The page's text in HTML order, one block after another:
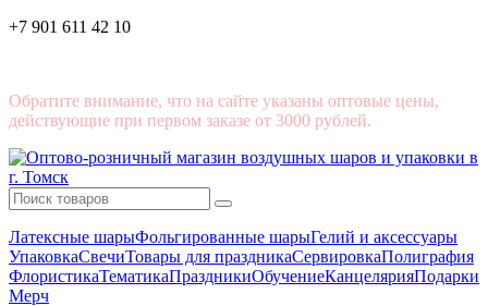
+7 901 611 42 10
Обратите внимание, что на сайте указаны оптовые цены,
действующие при первом заказе от 3000 рублей.
Латексные шарыФольгированные шарыГелий и аксессуары
УпаковкаСвечиТовары для праздникаСервировкаПолиграфия
ФлористикаТематикаПраздникиОбучениеКанцелярияПодарки
Мерч